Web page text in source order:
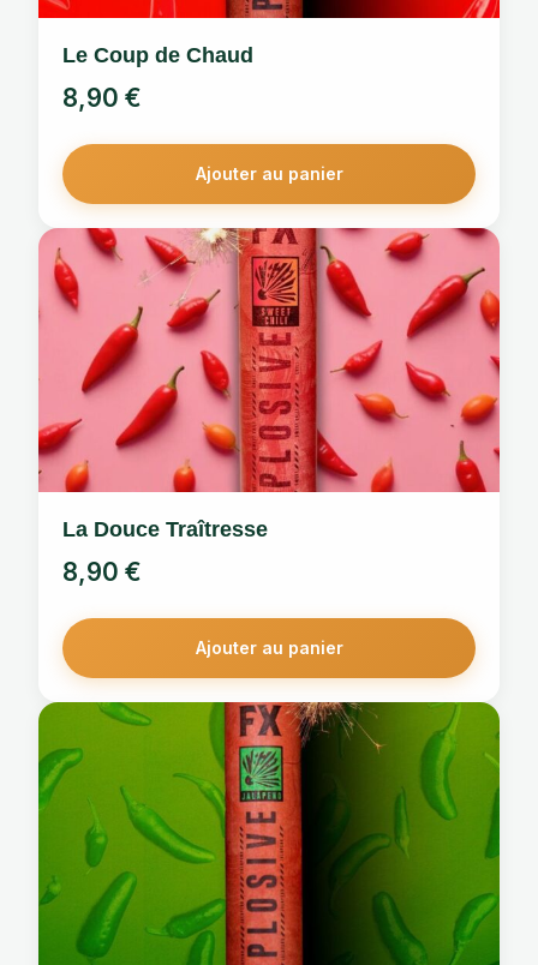
Le Coup de Chaud
8,90 €
Ajouter au panier
La Douce Traîtresse
8,90 €
Ajouter au panier